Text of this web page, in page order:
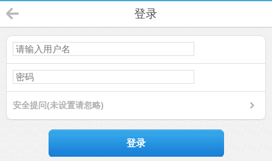
登录
安全提问(未设置请忽略)
登录